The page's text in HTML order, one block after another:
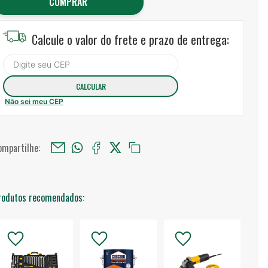
Calcule o valor do frete e prazo de entrega:
Não sei meu CEP
recomendados: